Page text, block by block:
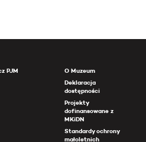
PJM
O Muzeum
Deklaracja
dostępności
Projekty
dofinansowane z
MKiDN
Standardy ochrony
małoletnich